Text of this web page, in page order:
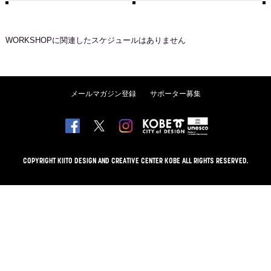
WORKSHOPに関連したスケジュールはありません
メールマガジン登録 サポーター募集
COPYRIGHT KIITO DESIGN AND CREATIVE CENTER KOBE ALL RIGHTS RESERVED.